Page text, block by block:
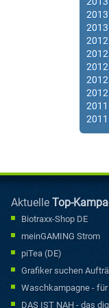
Aktuelle Top-
Biotraxx-Shop DE
meinGAMING Strom
piTea (DE)
Grafiker suchen
Waschkampagne -
Waschmittel..
DAS IST NAH - das